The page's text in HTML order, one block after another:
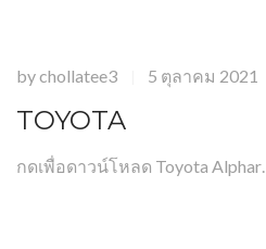
bychollatee3 5 ตุลาคม 2021
TOYOTA
กดเพื่อดาวน์โหลด Toyota Alphar…